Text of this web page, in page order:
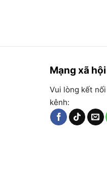
Mạng xã hội
Vui lòng kết
kênh: